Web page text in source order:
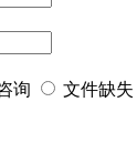
询 文件缺失